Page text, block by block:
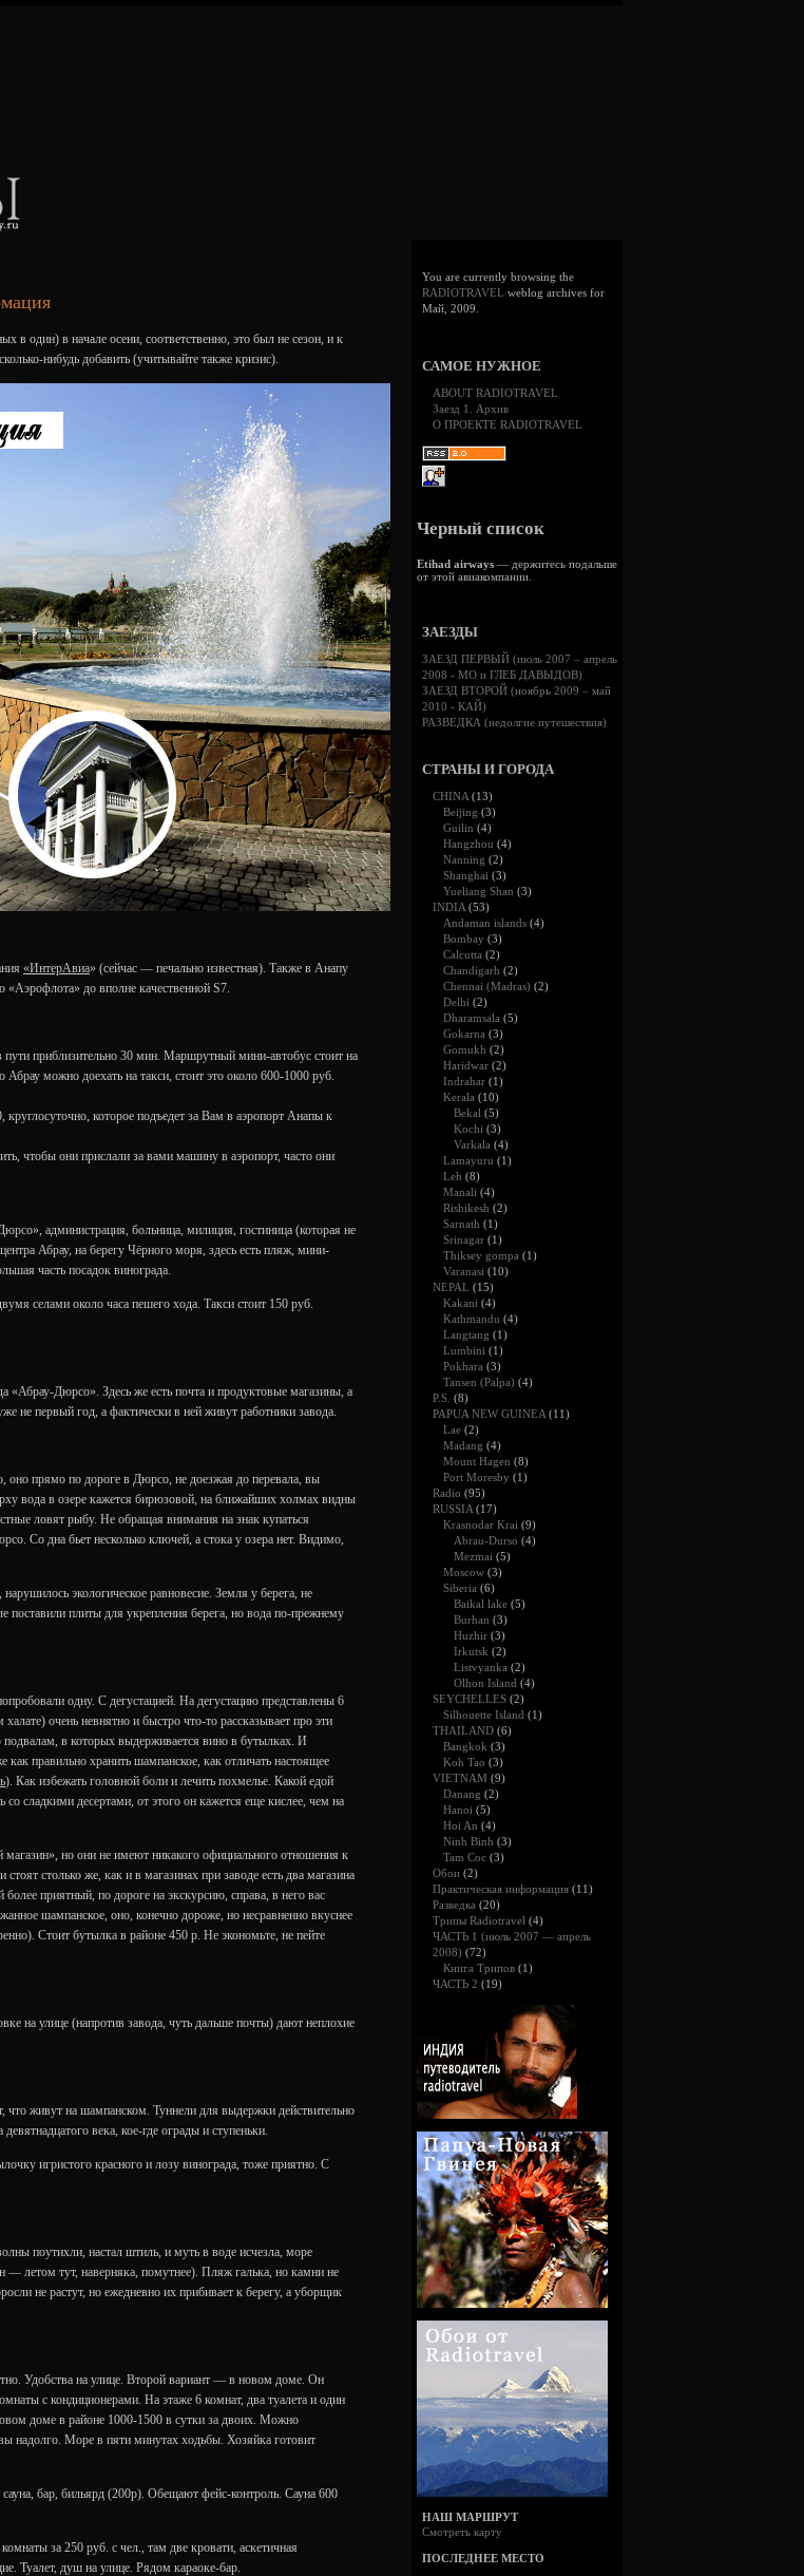
один) в начале осени, соответственно, это был не сезон, и к
нибудь добавить (учитывайте также кризис).
«ИнтерАвиа» (сейчас — печально известная). Также в Анапу
до вполне качественной S7.
приблизительно 30 мин. Маршрутный мини-автобус стоит на
можно доехать на такси, стоит это около 600-1000 руб.
которое подъедет за Вам в аэропорт Анапы к
чтобы они прислали за вами машину в аэропорт, часто они
администрация, больница, милиция, гостиница (которая не
Абрау, на берегу Чёрного моря, здесь есть пляж, мини-
часть посадок винограда.
селами около часа пешего хода. Такси стоит 150 руб.
«Абрау-Дюрсо». Здесь же есть почта и продуктовые магазины, а
не первый год, а фактически в ней живут работники завода.
оно прямо по дороге в Дюрсо, не доезжая до перевала, вы
вода в озере кажется бирюзовой, на ближайших холмах видны
ловят рыбу. Не обращая внимания на знак купаться
Со дна бьет несколько ключей, а стока у озера нет. Видимо,
экологическое равновесие. Земля у берега, не
плиты для укрепления берега, но вода по-прежнему
одну. С дегустацией. На дегустацию представлены 6
очень невнятно и быстро что-то рассказывает про эти
подвалам, в которых выдерживается вино в бутылках. И
как правильно хранить шампанское, как отличать настоящее
). Как избежать головной боли и лечить похмелье. Какой едой
сладкими десертами, от этого он кажется еще кислее, чем на
но они не имеют никакого официального отношения к
столько же, как и в магазинах при заводе есть два магазина
приятный, по дороге на экскурсию, справа, в него вас
шампанское, оно, конечно дороже, но несравненно вкуснее
Стоит бутылка в районе 450 р. Не экономьте, не пейте
на улице (напротив завода, чуть дальше почты) дают неплохие
что живут на шампанском. Туннели для выдержки действительно
века, кое-где ограды и ступеньки.
игристого красного и лозу винограда, тоже приятно. С
поутихли, настал штиль, и муть в воде исчезла, море
— летом тут, наверняка, помутнее). Пляж галька, но камни не
не растут, но ежедневно их прибивает к берегу, а уборщик
Удобства на улице. Второй вариант — в новом доме. Он
с кондиционерами. На этаже 6 комнат, два туалета и один
доме в районе 1000-1500 в сутки за двоих. Можно
надолго. Море в пяти минутах ходьбы. Хозяйка готовит
бар, бильярд (200р). Обещают фейс-контроль. Сауна 600
за 250 руб. с чел., там две кровати, аскетичная
Туалет, душ на улице. Рядом караоке-бар.
You are currently browsing the
RADIOTRAVEL weblog archives for
Май, 2009.
САМОЕ НУЖНОЕ
ABOUT RADIOTRAVEL
Заезд 1. Архив
О ПРОЕКТЕ RADIOTRAVEL
Черный список
Etihad airways — держитесь подальше
от этой авиакомпании.
ЗАЕЗДЫ
ЗАЕЗД ПЕРВЫЙ (июль 2007 – апрель
2008 - МО и ГЛЕБ ДАВЫДОВ)
ЗАЕЗД ВТОРОЙ (ноябрь 2009 – май
2010 - КАЙ)
РАЗВЕДКА (недолгие путешествия)
СТРАНЫ И ГОРОДА
CHINA (13)
Beijing (3)
Guilin (4)
Hangzhou (4)
Nanning (2)
Shanghai (3)
Yueliang Shan (3)
INDIA (53)
Andaman islands (4)
Bombay (3)
Calcutta (2)
Chandigarh (2)
Chennai (Madras) (2)
Delhi (2)
Dharamsala (5)
Gokarna (3)
Gomukh (2)
Haridwar (2)
Indrahar (1)
Kerala (10)
Bekal (5)
Kochi (3)
Varkala (4)
Lamayuru (1)
Leh (8)
Manali (4)
Rishikesh (2)
Sarnath (1)
Srinagar (1)
Thiksey gompa (1)
Varanasi (10)
NEPAL (15)
Kakani (4)
Kathmandu (4)
Langtang (1)
Lumbini (1)
Pokhara (3)
Tansen (Palpa) (4)
P.S. (8)
PAPUA NEW GUINEA (11)
Lae (2)
Madang (4)
Mount Hagen (8)
Port Moresby (1)
Radio (95)
RUSSIA (17)
Krasnodar Krai (9)
Abrau-Durso (4)
Mezmai (5)
Moscow (3)
Siberia (6)
Baikal lake (5)
Burhan (3)
Huzhir (3)
Irkutsk (2)
Listvyanka (2)
Olhon Island (4)
SEYCHELLES (2)
Silhouette Island (1)
THAILAND (6)
Bangkok (3)
Koh Tao (3)
VIETNAM (9)
Danang (2)
Hanoi (5)
Hoi An (4)
Ninh Binh (3)
Tam Coc (3)
Обои (2)
Практическая информация (11)
Разведка (20)
Трипы Radiotravel (4)
ЧАСТЬ 1 (июль 2007 — апрель
2008) (72)
Книга Трипов (1)
ЧАСТЬ 2 (19)
НАШ МАРШРУТ
Смотреть карту
ПОСЛЕДНЕЕ МЕСТО